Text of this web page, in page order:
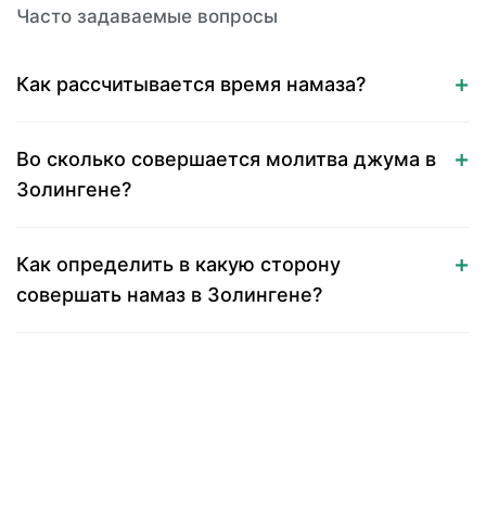
Часто задаваемые вопросы
Как рассчитывается время намаза?
Во сколько совершается молитва джума в
Золингене?
Как определить в какую сторону
совершать намаз в Золингене?